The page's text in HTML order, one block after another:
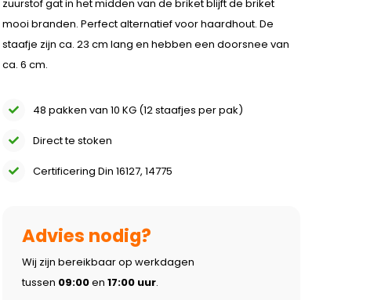
zuurstof gat in het midden van de briket blijft de briket
mooi branden. Perfect alternatief voor haardhout. De
staafje zijn ca. 23 cm lang en hebben een doorsnee van
ca. 6 cm.
48 pakken van 10 KG (12 staafjes per pak)
Direct te stoken
Certificering Din 16127, 14775
Advies nodig?
Wij zijn bereikbaar op werkdagen
tussen 09:00en 17:00 uur.